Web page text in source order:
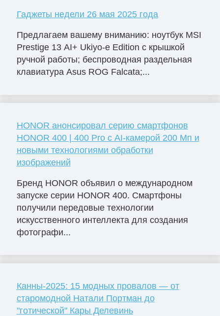
Гаджеты недели 26 мая 2025 года
Предлагаем вашему вниманию: ноутбук MSI
Prestige 13 AI+ Ukiyo-e Edition с крышкой
ручной работы; беспроводная раздельная
клавиатура Asus ROG Falcata;...
HONOR анонсировал серию смартфонов
HONOR 400 | 400 Pro с AI-камерой 200 Мп и
новыми технологиями обработки
изображений
Бренд HONOR объявил о международном
запуске серии HONOR 400. Смартфоны
получили передовые технологии
искусственного интеллекта для создания
фотографи...
Канны-2025: 15 модных провалов — от
старомодной Натали Портман до
"готической" Кары Делевинь